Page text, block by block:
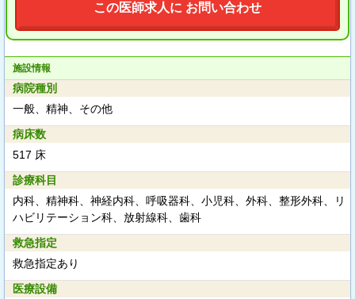
この医師求人に お問い合わせ
施設情報
病院種別
一般、精神、その他
病床数
517 床
診療科目
内科、精神科、神経内科、呼吸器科、小児科、外科、整形外科、リ
ハビリテーション科、放射線科、歯科
救急指定
救急指定あり
医療設備